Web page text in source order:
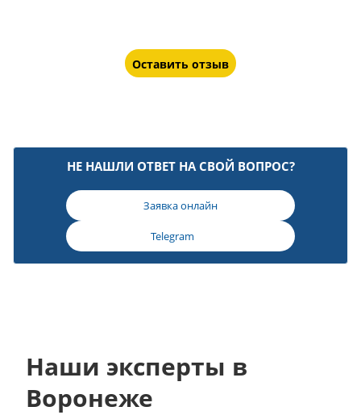
Оставить отзыв
НЕ НАШЛИ ОТВЕТ НА СВОЙ ВОПРОС?
Заявка онлайн
Telegram
Наши эксперты в
Воронеже